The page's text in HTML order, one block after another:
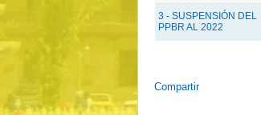
3 - SUSPENSIÓN DEL
PPBR AL 2022
Compartir